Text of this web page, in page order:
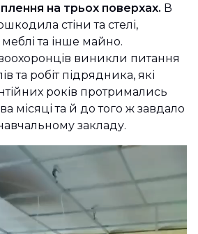
на трьох поверхах. В
стіни та стелі,
меблі та інше майно.
виникли питання
та робіт підрядника, які
років протримались
місяці та й до того ж завдало
закладу.